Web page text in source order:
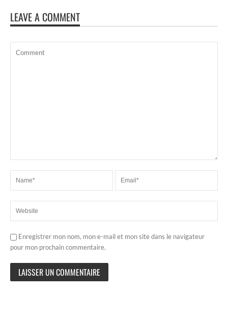
LEAVE A COMMENT
Enregistrer mon nom, mon e-mail et mon site dans le navigateur
pour mon prochain commentaire.